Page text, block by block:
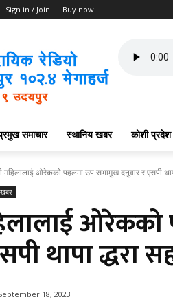
Sign in / Join Buy now!
समाचार स्थानिय खबर कोशी प्रदेश
महिलालाई ओरेकको पहलमा उप सभामुख दनुवार र एसपी
थापा द्धरा
18, 2023